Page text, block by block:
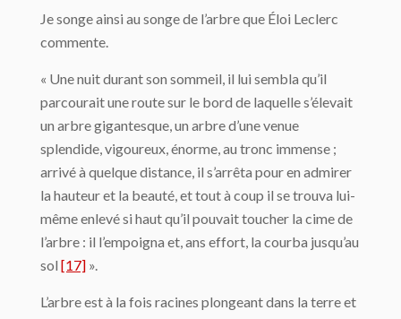
Je songe ainsi au songe de l’arbre que Éloi Leclerc
commente.
« Une nuit durant son sommeil, il lui sembla qu’il
parcourait une route sur le bord de laquelle s’élevait
un arbre gigantesque, un arbre d’une venue
splendide, vigoureux, énorme, au tronc immense ;
arrivé à quelque distance, il s’arrêta pour en admirer
la hauteur et la beauté, et tout à coup il se trouva lui-
même enlevé si haut qu’il pouvait toucher la cime de
l’arbre : il l’empoigna et, ans effort, la courba jusqu’au
sol [17] ».
L’arbre est à la fois racines plongeant dans la terre et